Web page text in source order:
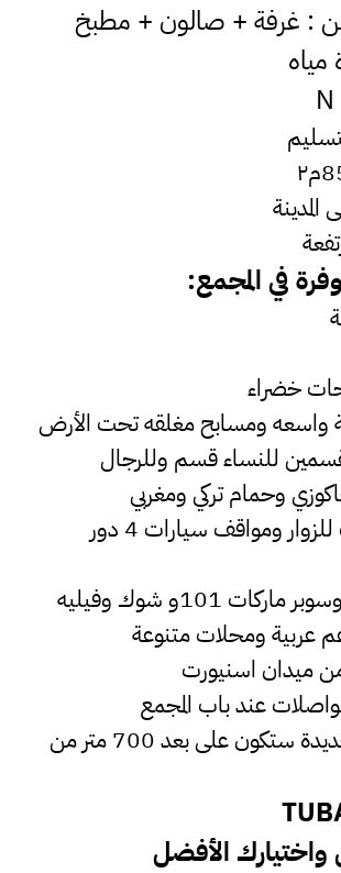
: غرفة + صالون + مطبخ
المدينة
في المجمع:
خضراء
واسعه ومسابح مغلقه تحت الأرض
للنساء قسم وللرجال
وحمام تركي ومغربي
مواقف سيارات للزوار ومواقف سيارات 4 دور
محلات تجارية وسوبر ماركات 101و شوك وفيليه
عربية ومحلات متنوعة
عند باب المجمع
محطة المترو الجديدة ستكون على بعد 700 متر من
واختيارك الأفضل